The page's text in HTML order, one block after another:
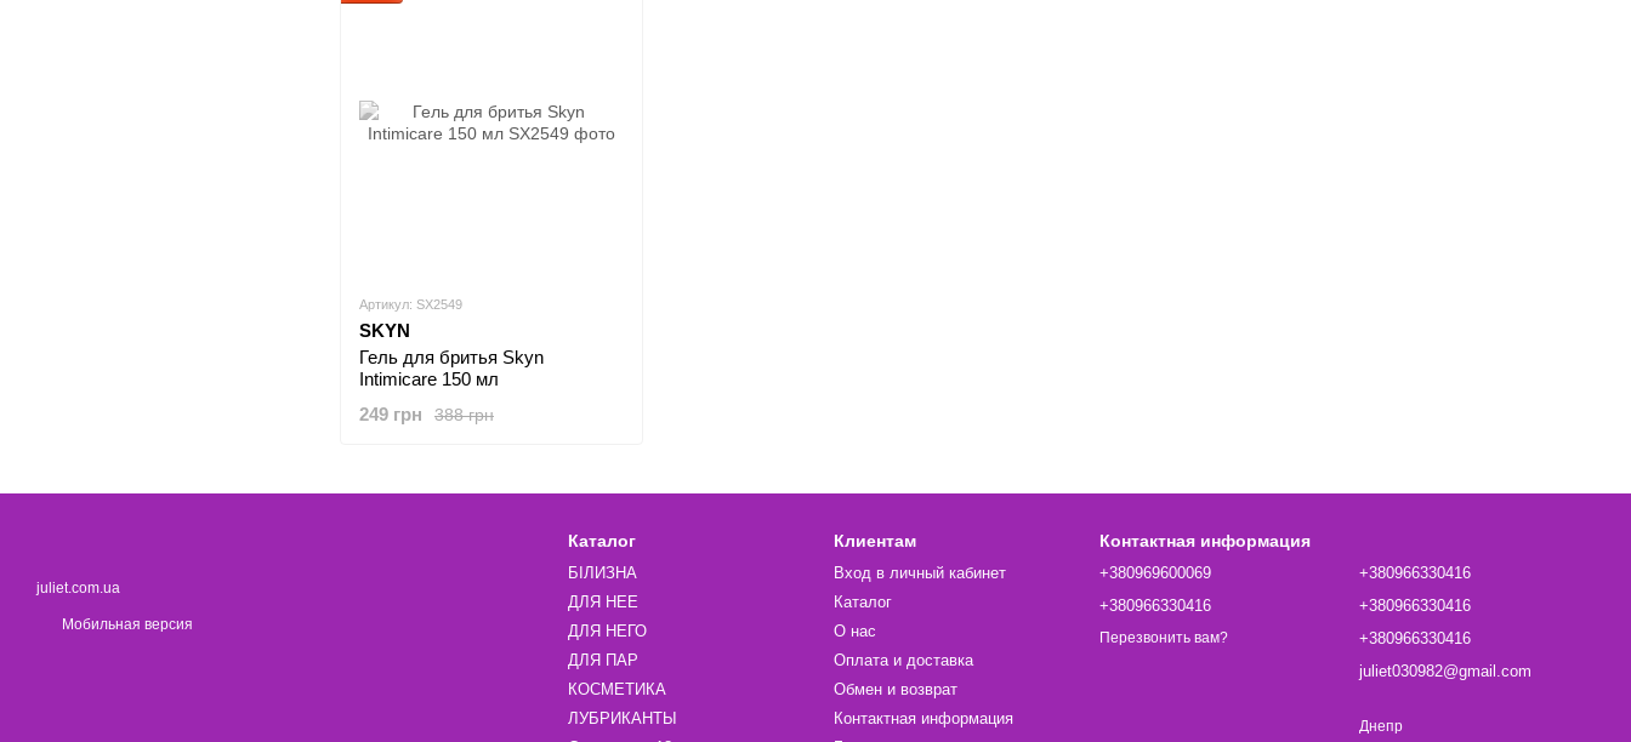
Артикул: SX2549
SKYN
Гель для бритья Skyn ​​
Intimicare 150 мл
388 грн
249 грн
juliet.com.ua
Мобильная версия
Каталог
БІЛИЗНА
ДЛЯ НЕЕ
ДЛЯ НЕГО
ДЛЯ ПАР
КОСМЕТИКА
ЛУБРИКАНТЫ
Клиентам
Вход в личный кабинет
Каталог
О нас
Оплата и доставка
Обмен и возврат
Контактная информация
Контактная информация
+380969600069
+380966330416
Перезвонить вам?
+380966330416
+380966330416
+380966330416
juliet030982@gmail.com
Днепр